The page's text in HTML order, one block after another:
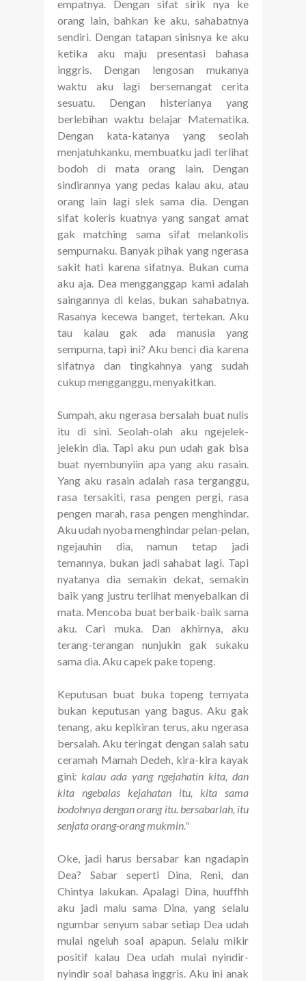
empatnya. Dengan sifat sirik nya ke
orang lain, bahkan ke aku, sahabatnya
sendiri. Dengan tatapan sinisnya ke aku
ketika aku maju presentasi bahasa
inggris. Dengan lengosan mukanya
waktu aku lagi bersemangat cerita
sesuatu. Dengan histerianya yang
berlebihan waktu belajar Matematika.
Dengan kata-katanya yang seolah
menjatuhkanku, membuatku jadi terlihat
bodoh di mata orang lain. Dengan
sindirannya yang pedas kalau aku, atau
orang lain lagi slek sama dia. Dengan
sifat koleris kuatnya yang sangat amat
gak matching sama sifat melankolis
sempurnaku. Banyak pihak yang ngerasa
sakit hati karena sifatnya. Bukan cuma
aku aja. Dea mengganggap kami adalah
saingannya di kelas, bukan sahabatnya.
Rasanya kecewa banget, tertekan. Aku
tau kalau gak ada manusia yang
sempurna, tapi ini? Aku benci dia karena
sifatnya dan tingkahnya yang sudah
cukup mengganggu, menyakitkan.
Sumpah, aku ngerasa bersalah buat nulis
itu di sini. Seolah-olah aku ngejelek-
jelekin dia. Tapi aku pun udah gak bisa
buat nyembunyiin apa yang aku rasain.
Yang aku rasain adalah rasa terganggu,
rasa tersakiti, rasa pengen pergi, rasa
pengen marah, rasa pengen menghindar.
Aku udah nyoba menghindar pelan-pelan,
ngejauhin dia, namun tetap jadi
temannya, bukan jadi sahabat lagi. Tapi
nyatanya dia semakin dekat, semakin
baik yang justru terlihat menyebalkan di
mata. Mencoba buat berbaik-baik sama
aku. Cari muka. Dan akhirnya, aku
terang-terangan nunjukin gak sukaku
sama dia. Aku capek pake topeng.
Keputusan buat buka topeng ternyata
bukan keputusan yang bagus. Aku gak
tenang, aku kepikiran terus, aku ngerasa
bersalah. Aku teringat dengan salah satu
ceramah Mamah Dedeh, kira-kira kayak
gini: kalau ada yang ngejahatin kita, dan
kita ngebalas kejahatan itu, kita sama
bodohnya dengan orang itu. bersabarlah, itu
senjata orang-orang mukmin."
Oke, jadi harus bersabar kan ngadapin
Dea? Sabar seperti Dina, Reni, dan
Chintya lakukan. Apalagi Dina, huuffhh
aku jadi malu sama Dina, yang selalu
ngumbar senyum sabar setiap Dea udah
mulai ngeluh soal apapun. Selalu mikir
positif kalau Dea udah mulai nyindir-
nyindir soal bahasa inggris. Aku ini anak